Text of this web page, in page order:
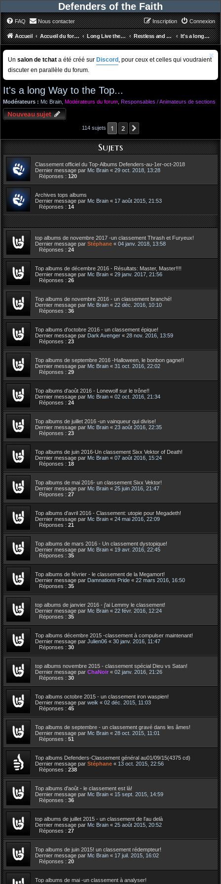
Defenders of the Faith
FAQ Nous contacter Connexion
Inscription
Accueil Accueil du forum Long Live the Loud Restless and Wild It's a long Way to the Top...
Un salon de tchat a été créé sur Discord , pour ceux et celles qui voudraient
discuter en parallèle du forum.
It's a long Way to the Top...
Modérateurs : Mc Brain Modérateurs du forum Responsables / Animateurs de sections
Nouveau sujet
114 sujets 1 2
Sujets
Classement officiel du Top-Albums Defenders-au-1er-oct-2018
Dernier message par Mc Brain « 29 oct. 2018, 13:28
Réponses : 120
Archives tops albums
Dernier message par Mc Brain « 17 août 2015, 21:53
Réponses : 14
top albums de novembre 2017 -un classement Thrash et Furyeux!
Dernier message par Stéphane « 04 janv. 2018, 13:58
Réponses : 24
Top albums de décembre 2016 - Résultats: Master, Master!!!!
Dernier message par Mc Brain « 29 janv. 2017, 21:56
Réponses : 26
Top albums de novembre 2016 - un classement branché!
Dernier message par Mc Brain « 22 déc. 2016, 10:10
Réponses : 36
Top albums d'octobre 2016 - un classement épique!
Dernier message par Dark Avenger « 28 nov. 2016, 13:59
Réponses : 23
Top albums de septembre 2016 -Halloween, le bonbon gagne!!
Dernier message par Mc Brain « 31 oct. 2016, 22:02
Réponses : 29
Top albums d'août 2016 - Lonewolf sur le trône!!
Dernier message par Mc Brain « 02 oct. 2016, 21:34
Réponses : 24
Top albums de juillet 2016 -un vainqueur qui divise!
Dernier message par Mc Brain « 23 août 2016, 22:35
Réponses : 23
Top albums de juin 2016-Un classement Sixx Vektor of Death!
Dernier message par Mc Brain « 07 août 2016, 15:24
Réponses : 18
Top albums de mai 2016- un classement Sixx Vektor!
Dernier message par Mc Brain « 25 juin 2016, 21:47
Réponses : 27
Top albums d'avril 2016 - Classement: utopie pour Megadeth!
Dernier message par Mc Brain « 24 mai 2016, 22:09
Réponses : 21
Top albums de mars 2016 - Un classement dystopique!
Dernier message par Mc Brain « 19 avr. 2016, 22:45
Réponses : 35
Top albums de février - le classement de la Megamort!
Dernier message par Damnations Pride « 22 mars 2016, 16:50
Réponses : 35
top albums de janvier 2016 - j'ai Lemmy le classement!
Dernier message par Mc Brain « 22 févr. 2016, 12:24
Réponses : 35
Top albums décembre 2015 -classement à compulser maintenant!
Dernier message par Julien06 « 30 janv. 2016, 11:47
Réponses : 30
top albums novembre 2015 - classement spécial Dieu vs Satan!
Dernier message par ChaNoir « 02 janv. 2016, 21:26
Réponses : 30
Top albums octobre 2015 - un classement iron waspien!
Dernier message par weik « 02 déc. 2015, 11:03
Réponses : 45
Top albums de septembre - un classement gravé dans les âmes!
Dernier message par Mc Brain « 28 oct. 2015, 11:01
Réponses : 51
Top albums Defenders-Classement général au01/09/15(4375 cd)
Dernier message par Stéphane « 13 oct. 2015, 22:56
Réponses : 238
Top albums d'août - le classement est là!
Dernier message par Mc Brain « 15 sept. 2015, 14:59
Réponses : 36
top albums de juillet 2015 - un classement de l'au delà
Dernier message par Mc Brain « 25 août 2015, 20:52
Réponses : 27
Top albums de juin 2015! un classement rédempteur!
Dernier message par Mc Brain « 17 juil. 2015, 16:02
Réponses : 20
Top albums de mai -un classement à analyser!